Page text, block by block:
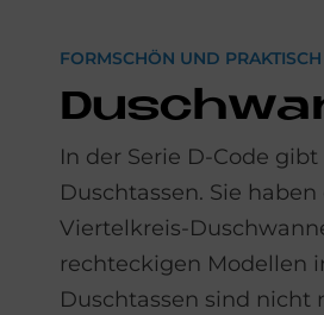
FORMSCHÖN UND PRAKTISCH
In der Serie D-Code
Duschtassen. Sie
Viertelkreis-
rechteckigen Modellen
Duschtassen sind nicht